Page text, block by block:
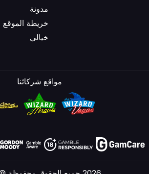
مدونة
خريطة الموقع
خيالي
مواقع شركائنا